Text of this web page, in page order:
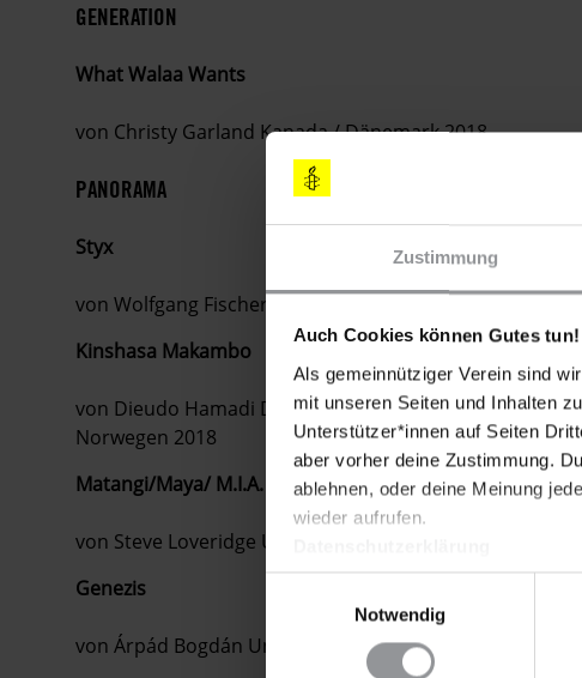
Zustimmung
Auch Cookies können Gutes tun!
Als gemeinnütziger Verein sind
mit unseren Seiten und Inhalten
Unterstützer*innen auf Seiten
aber vorher deine Zustimmung.
ablehnen, oder deine Meinung
wieder aufrufen.
Notwendig
GENERATION
What Walaa Wants
von Christy Garland Kanada / Dänemark 2018
PANORAMA
Styx
von Wolfgang Fischer Deutschland / Österreich 2018
Kinshasa Makambo
von Dieudo Hamadi Demokratische Republik Kongo /
Norwegen 2018
Matangi/Maya/ M.I.A.
von Steve Loveridge USA / Großbritannien / Sri Lanka
Genezis
von Árpád Bogdán Ungarn 2018